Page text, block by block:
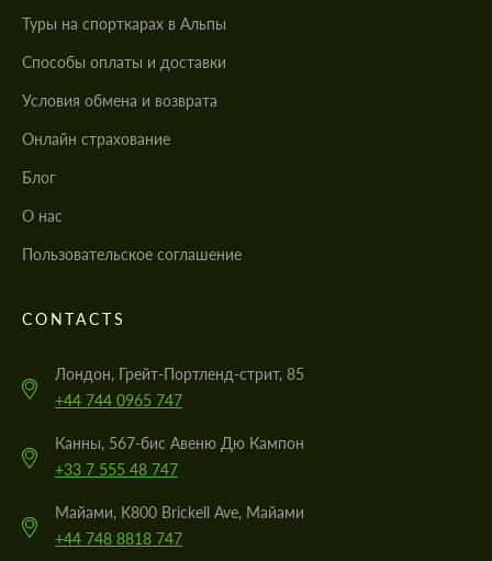
Туры на спорткарах в Альпы
Cпособы оплаты и доставки
Условия обмена и возврата
Онлайн страхование
Блог
О нас
Пользовательское соглашение
CONTACTS
Лондон, Грейт-Портленд-стрит, 85
+44 744 0965 747
Канны, 567-бис Авеню Дю Кампон
+33 7 555 48 747
Майами, K800 Brickell Ave, Майами
+44 748 8818 747